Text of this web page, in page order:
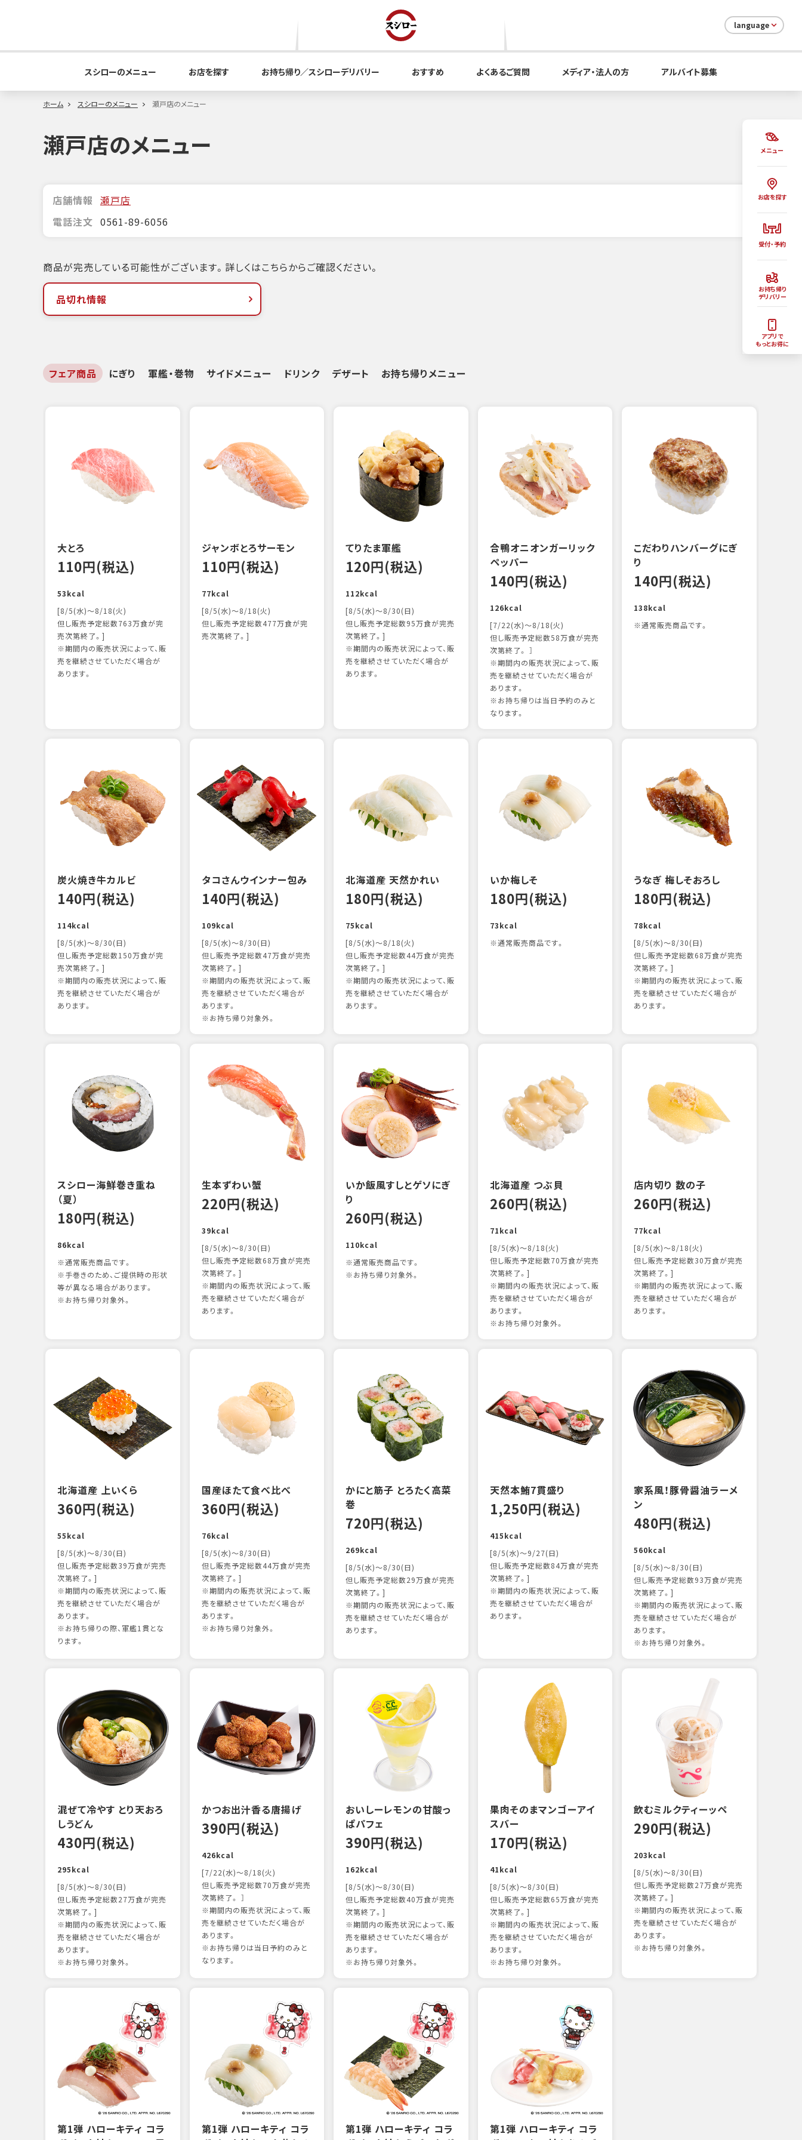
メニュー
お店を探す
受付・予約
お持ち帰り
デリバリー
アプリで
もっとお得に
language
スシローのメニュー お店を探す お持ち帰り／スシローデリバリー おすすめ よくあるご質問 メディア・法人の方 アルバイト募集
ホーム スシローのメニュー 瀬戸店のメニュー
瀬戸店のメニュー
店舗情報 瀬戸店
電話注文 0561-89-6056
商品が完売している可能性がございます。詳しくはこちらからご確認ください。
品切れ情報
フェア商品 にぎり 軍艦・巻物 サイドメニュー ドリンク デザート お持ち帰りメニュー
大とろ
110円(税込)
53kcal
[8/5(水)～8/18(火)
但し販売予定総数763万食が完
売次第終了。]
※期間内の販売状況によって、販
売を継続させていただく場合が
あります。
ジャンボとろサーモン
110円(税込)
77kcal
[8/5(水)～8/18(火)
但し販売予定総数477万食が完
売次第終了。]
てりたま軍艦
120円(税込)
112kcal
[8/5(水)～8/30(日)
但し販売予定総数95万食が完売
次第終了。]
※期間内の販売状況によって、販
売を継続させていただく場合が
あります。
合鴨オニオンガーリック
ペッパー
140円(税込)
126kcal
[7/22(水)～8/18(火)
但し販売予定総数58万食が完売
次第終了。 ］
※期間内の販売状況によって、販
売を継続させていただく場合が
あります。
※お持ち帰りは当日予約のみと
なります。
こだわりハンバーグにぎ
り
140円(税込)
138kcal
※通常販売商品です。
炭火焼き牛カルビ
140円(税込)
114kcal
[8/5(水)～8/30(日)
但し販売予定総数150万食が完
売次第終了。]
※期間内の販売状況によって、販
売を継続させていただく場合が
あります。
タコさんウインナー包み
140円(税込)
109kcal
[8/5(水)～8/30(日)
但し販売予定総数47万食が完売
次第終了。]
※期間内の販売状況によって、販
売を継続させていただく場合が
あります。
※お持ち帰り対象外。
北海道産 天然かれい
180円(税込)
75kcal
[8/5(水)～8/18(火)
但し販売予定総数44万食が完売
次第終了。]
※期間内の販売状況によって、販
売を継続させていただく場合が
あります。
いか梅しそ
180円(税込)
73kcal
※通常販売商品です。
うなぎ 梅しそおろし
180円(税込)
78kcal
[8/5(水)～8/30(日)
但し販売予定総数68万食が完売
次第終了。]
※期間内の販売状況によって、販
売を継続させていただく場合が
あります。
スシロー海鮮巻き重ね
（夏）
180円(税込)
86kcal
※通常販売商品です。
※手巻きのため、ご提供時の形状
等が異なる場合があります。
※お持ち帰り対象外。
生本ずわい蟹
220円(税込)
39kcal
[8/5(水)～8/30(日)
但し販売予定総数68万食が完売
次第終了。]
※期間内の販売状況によって、販
売を継続させていただく場合が
あります。
いか飯風すしとゲソにぎ
り
260円(税込)
110kcal
※通常販売商品です。
※お持ち帰り対象外。
北海道産 つぶ貝
260円(税込)
71kcal
[8/5(水)～8/18(火)
但し販売予定総数70万食が完売
次第終了。]
※期間内の販売状況によって、販
売を継続させていただく場合が
あります。
※お持ち帰り対象外。
店内切り 数の子
260円(税込)
77kcal
[8/5(水)～8/18(火)
但し販売予定総数30万食が完売
次第終了。]
※期間内の販売状況によって、販
売を継続させていただく場合が
あります。
北海道産 上いくら
360円(税込)
55kcal
[8/5(水)～8/30(日)
但し販売予定総数39万食が完売
次第終了。]
※期間内の販売状況によって、販
売を継続させていただく場合が
あります。
※お持ち帰りの際、軍艦1貫とな
ります。
国産ほたて食べ比べ
360円(税込)
76kcal
[8/5(水)～8/30(日)
但し販売予定総数44万食が完売
次第終了。]
※期間内の販売状況によって、販
売を継続させていただく場合が
あります。
※お持ち帰り対象外。
かにと筋子 とろたく高菜
巻
720円(税込)
269kcal
[8/5(水)～8/30(日)
但し販売予定総数29万食が完売
次第終了。]
※期間内の販売状況によって、販
売を継続させていただく場合が
あります。
天然本鮪7貫盛り
1,250円(税込)
415kcal
[8/5(水)～9/27(日)
但し販売予定総数84万食が完売
次第終了。]
※期間内の販売状況によって、販
売を継続させていただく場合が
あります。
家系風！豚骨醤油ラーメ
ン
480円(税込)
560kcal
[8/5(水)～8/30(日)
但し販売予定総数93万食が完売
次第終了。]
※期間内の販売状況によって、販
売を継続させていただく場合が
あります。
※お持ち帰り対象外。
混ぜて冷やす とり天おろ
しうどん
430円(税込)
295kcal
[8/5(水)～8/30(日)
但し販売予定総数27万食が完売
次第終了。]
※期間内の販売状況によって、販
売を継続させていただく場合が
あります。
※お持ち帰り対象外。
かつお出汁香る唐揚げ
390円(税込)
426kcal
[7/22(水)～8/18(火)
但し販売予定総数70万食が完売
次第終了。 ］
※期間内の販売状況によって、販
売を継続させていただく場合が
あります。
※お持ち帰りは当日予約のみと
なります。
おいしーレモンの甘酸っ
ぱパフェ
390円(税込)
162kcal
[8/5(水)～8/30(日)
但し販売予定総数40万食が完売
次第終了。]
※期間内の販売状況によって、販
売を継続させていただく場合が
あります。
※お持ち帰り対象外。
果肉そのまマンゴーアイ
スバー
170円(税込)
41kcal
[8/5(水)～8/30(日)
但し販売予定総数65万食が完売
次第終了。]
※期間内の販売状況によって、販
売を継続させていただく場合が
あります。
※お持ち帰り対象外。
飲むミルクティーッペ
290円(税込)
203kcal
[8/5(水)～8/30(日)
但し販売予定総数27万食が完売
次第終了。]
※期間内の販売状況によって、販
売を継続させていただく場合が
あります。
※お持ち帰り対象外。
第1弾 ハローキティ コラ
第1弾 ハローキティ コラ
第1弾 ハローキティ コラ
第1弾 ハローキティ コラ